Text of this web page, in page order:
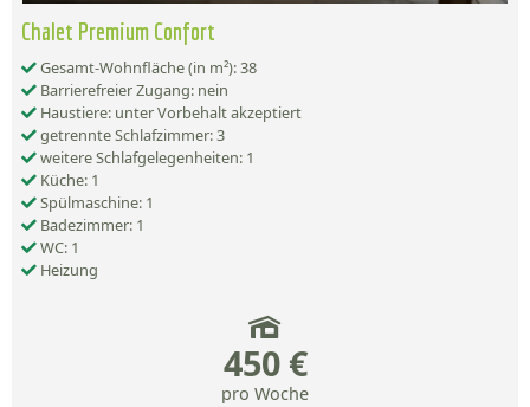
Chalet Premium Confort
Gesamt-Wohnfläche (in m²): 38
Barrierefreier Zugang: nein
Haustiere: unter Vorbehalt akzeptiert
getrennte Schlafzimmer: 3
weitere Schlafgelegenheiten: 1
Küche: 1
Spülmaschine: 1
Badezimmer: 1
WC: 1
Heizung
450 €
pro Woche